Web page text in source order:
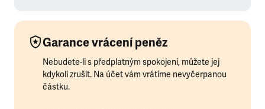
Garance vrácení peněz
Nebudete-li s předplatným spokojeni, můžete jej
kdykoli zrušit. Na účet vám vrátíme nevyčerpanou
částku.